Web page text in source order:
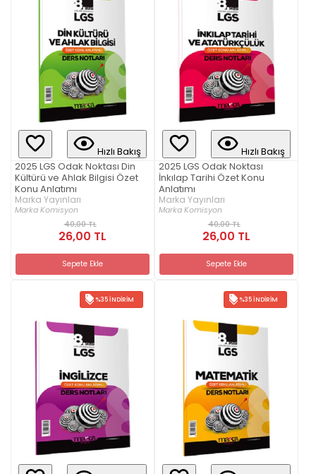
Hızlı Bakış
2025 LGS Odak Noktası Din
Kültürü ve Ahlak Bilgisi Özet
Konu Anlatımı
Marka Yayınları
Marka Komisyon
40,00 TL
26,00 TL
Sepete Ekle
Hızlı Bakış
2025 LGS Odak Noktası
İnkılap Tarihi Özet Konu
Anlatımı
Marka Yayınları
Marka Komisyon
40,00 TL
26,00 TL
Sepete Ekle
%35 İNDIRIM %35 İNDIRIM